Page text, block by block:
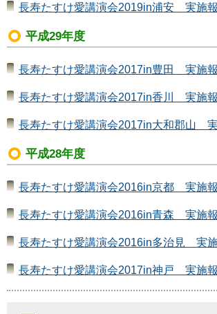
長寿たすけ愛講演会2019in浦安 実施
平成29年度
長寿たすけ愛講演会2017in豊田 実施
長寿たすけ愛講演会2017in香川 実施
長寿たすけ愛講演会2017in大和郡山
平成28年度
長寿たすけ愛講演会2016in京都 実施
長寿たすけ愛講演会2016in青森 実施
長寿たすけ愛講演会2016in多治見 実
長寿たすけ愛講演会2017in神戸 実施